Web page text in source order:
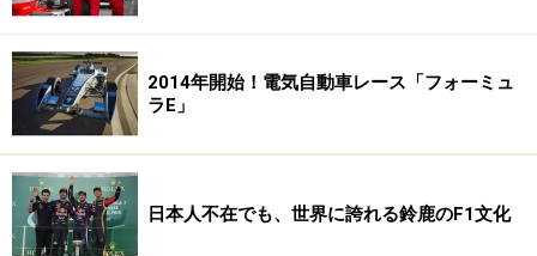
では22台中14台が完走を果たし（1台は失格）、第2戦以
降の完走率はどんどん高くなっている。心配された新パ
ワーユニットのトラブルも開幕から2戦では頻発したも
のの、第3戦以降はほぼ昨年並みの信頼性を取り戻して
いる。あれだけのバタバタぶりからの改善は驚くばかり
だ。
2014年開始！電気自動車レース「フォーミュ
ラE」
日本人不在でも、世界に誇れる鈴鹿のF1文化